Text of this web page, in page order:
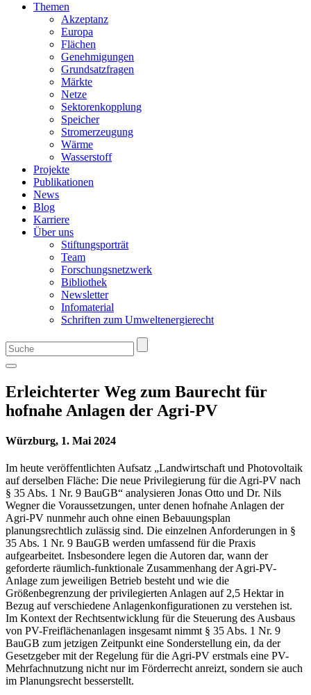
Themen
Akzeptanz
Europa
Flächen
Genehmigungen
Grundsatzfragen
Märkte
Netze
Sektorenkopplung
Speicher
Stromerzeugung
Wärme
Wasserstoff
Projekte
Publikationen
News
Blog
Karriere
Über uns
Stiftungsporträt
Team
Forschungsnetzwerk
Bibliothek
Newsletter
Infomaterial
Schriften zum Umweltenergierecht
Erleichterter Weg zum Baurecht für
hofnahe Anlagen der Agri-PV
Würzburg, 1. Mai 2024
Im heute veröffentlichten Aufsatz „Landwirtschaft und Photovoltaik
auf derselben Fläche: Die neue Privilegierung für die Agri-PV nach
§ 35 Abs. 1 Nr. 9 BauGB“ analysieren Jonas Otto und Dr. Nils
Wegner die Voraussetzungen, unter denen hofnahe Anlagen der
Agri-PV nunmehr auch ohne einen Bebauungsplan
planungsrechtlich zulässig sind. Die einzelnen Anforderungen in §
35 Abs. 1 Nr. 9 BauGB werden umfassend für die Praxis
aufgearbeitet. Insbesondere legen die Autoren dar, wann der
geforderte räumlich-funktionale Zusammenhang der Agri-PV-
Anlage zum jeweiligen Betrieb besteht und wie die
Größenbegrenzung der privilegierten Anlagen auf 2,5 Hektar in
Bezug auf verschiedene Anlagenkonfigurationen zu verstehen ist.
Im Kontext der Rechtsentwicklung für die Steuerung des Ausbaus
von PV-Freiflächenanlagen insgesamt nimmt § 35 Abs. 1 Nr. 9
BauGB zum jetzigen Zeitpunkt eine Sonderstellung ein, da der
Gesetzgeber mit der Regelung für die Agri-PV erstmals eine PV-
Mehrfachnutzung nicht nur im Förderrecht anreizt, sondern sie auch
im Planungsrecht besserstellt.